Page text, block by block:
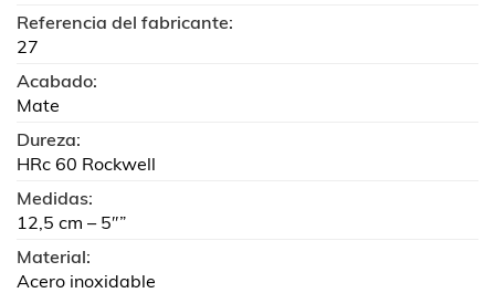
Referencia del fabricante:
27
Acabado:
Mate
Dureza:
HRc 60 Rockwell
Medidas:
12,5 cm – 5″”
Material:
Acero inoxidable